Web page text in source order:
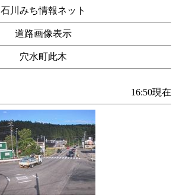
石川みち情報ネット
道路画像表示
穴水町此木
16:50現在